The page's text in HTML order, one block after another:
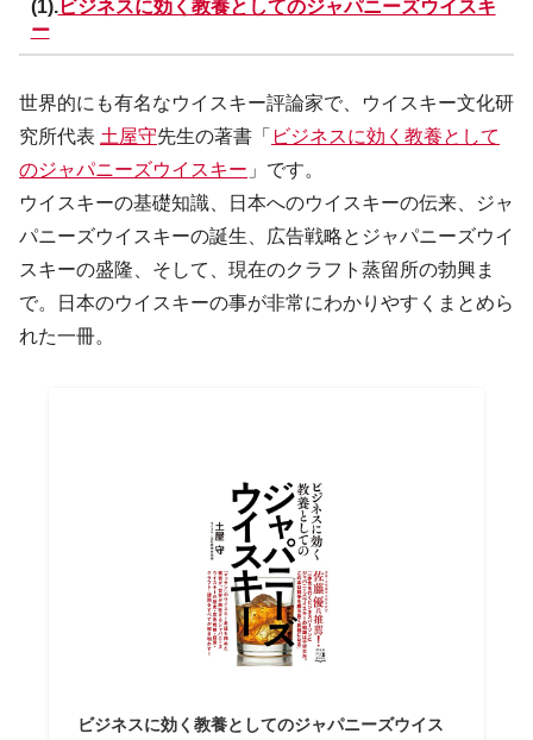
(1).ビジネスに効く教養としてのジャパニーズウイスキ
ー
世界的にも有名なウイスキー評論家で、ウイスキー文化研
究所代表 土屋守先生の著書「 ビジネスに効く教養として
のジャパニーズウイスキー 」です。
ウイスキーの基礎知識、日本へのウイスキーの伝来、ジャ
パニーズウイスキーの誕生、広告戦略とジャパニーズウイ
スキーの盛隆、そして、現在のクラフト蒸留所の勃興ま
で。日本のウイスキーの事が非常にわかりやすくまとめら
れた一冊。
ビジネスに効く教養としてのジャパニーズウイス